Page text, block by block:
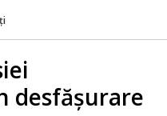
desfășurare